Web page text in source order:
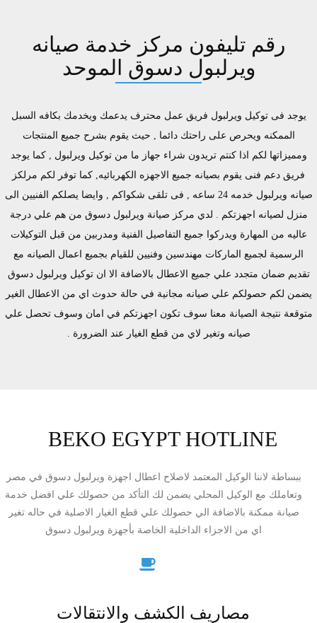
رقم تليفون مركز خدمة صيانه
ويرلبول دسوق الموحد
يوجد فى توكيل ويرلبول فريق عمل محترف يدعمك ويخدمك بكافه السبل
الممكنه ويحرص على راحتك دائما , حيث يقوم بشرح جميع المنتجات
ومميزاتها لكم اذا كنتم تريدون شراء جهاز ما من توكيل ويرلبول , كما يوجد
فريق دعم فنى يقوم بصيانه جميع الاجهزه الكهربائيه, كما توفر لكم مرلكز
صيانه ويرلبول خدمه 24 ساعه , فى تلقى شكواكم , وايضا يصلكم الفنيين الى
منزل لصيانه اجهزتكم . لدي مركز صيانة ويرلبول دسوق من هم علي درجة
عاليه من المهارة ويدركوا جميع التفاصيل الفنية ومدربين من قبل التوكيلات
الرسمية لجميع الماركات مهندسين وفنيين للقيام بجميع اعمال الصيانه مع
تقديم ضمان متجدد علي جميع الاعطال بالاضافة الا ان توكيل ويرلبول دسوق
يضمن لكم حصولكم علي صيانه مجانية في حالة حدوث اي من الاعطال الغير
متوقعة نتيجة الصيانة معنا سوف تكون اجهزتكم في امان وسوف تحصل علي
صيانه وتغير لاي من قطع الغيار عند الضرورة .
BEKO EGYPT HOTLINE
ببساطة لاننا الوكيل المعتمد لاصلاح اعطال اجهزة ويرلبول دسوق في مصر
وتعاملك مع الوكيل المحلي يضمن لك التأكد من حصولك علي افضل خدمة
صيانة ممكنة بالاضافة الي حصولك علي قطع الغيار الاصلية في حاله تغير
اي من الاجزاء الداخلية الخاصة بأجهزة ويرلبول دسوق
مصاريف الكشف والانتقالات